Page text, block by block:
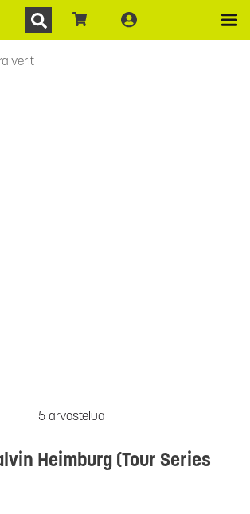
5 arvostelua
Heimburg (Tour Series